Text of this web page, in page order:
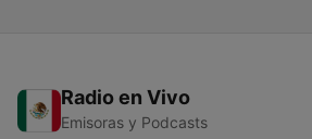
Radio en Vivo
Emisoras y Podcasts